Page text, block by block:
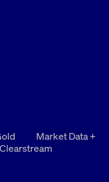
Market Data +
Clearstream